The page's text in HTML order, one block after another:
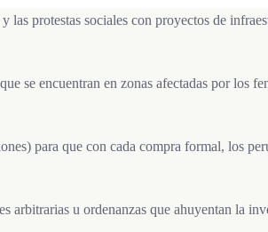
las protestas sociales con proyectos de
se encuentran en zonas afectadas por los
para que con cada compra formal, los
arbitrarias u ordenanzas que ahuyentan la